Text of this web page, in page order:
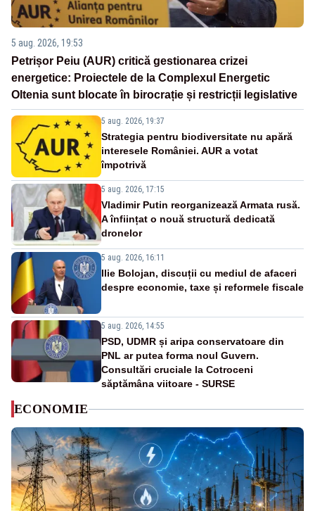
5 aug. 2026, 19:53
Petrișor Peiu (AUR) critică gestionarea crizei
energetice: Proiectele de la Complexul Energetic
Oltenia sunt blocate în birocrație și restricții legislative
5 aug. 2026, 19:37
Strategia pentru biodiversitate nu apără
interesele României. AUR a votat
împotrivă
5 aug. 2026, 17:15
Vladimir Putin reorganizează Armata rusă.
A înființat o nouă structură dedicată
dronelor
5 aug. 2026, 16:11
Ilie Bolojan, discuții cu mediul de afaceri
despre economie, taxe și reformele fiscale
5 aug. 2026, 14:55
PSD, UDMR și aripa conservatoare din
PNL ar putea forma noul Guvern.
Consultări cruciale la Cotroceni
săptămâna viitoare - SURSE
ECONOMIE